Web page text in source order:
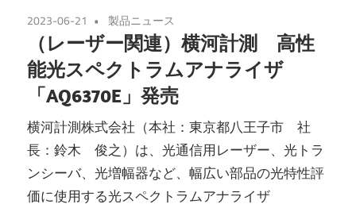
2023-06-21 製品ニュース
（レーザー関連）横河計測 高性
能光スペクトラムアナライザ
「AQ6370E」発売
横河計測株式会社（本社：東京都八王子市 社
長：鈴木 俊之）は、光通信用レーザー、光トラ
ンシーバ、光増幅器など、幅広い部品の光特性評
価に使用する光スペクトラムアナライザ